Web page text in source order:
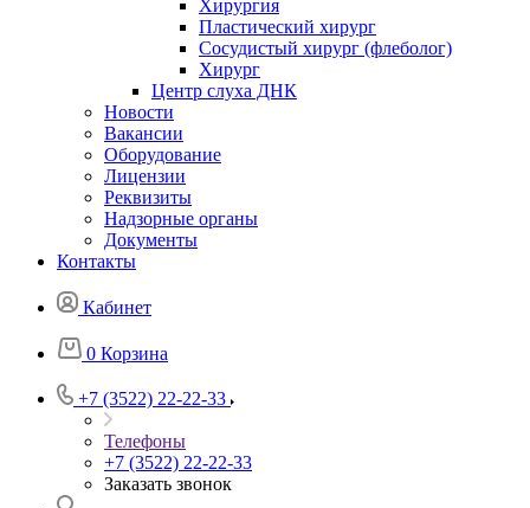
Хирургия
Пластический хирург
Сосудистый хирург (флеболог)
Хирург
Центр слуха ДНК
Новости
Вакансии
Оборудование
Лицензии
Реквизиты
Надзорные органы
Документы
Контакты
Кабинет
0 Корзина
+7 (3522) 22-22-33
Телефоны
+7 (3522) 22-22-33
Заказать звонок